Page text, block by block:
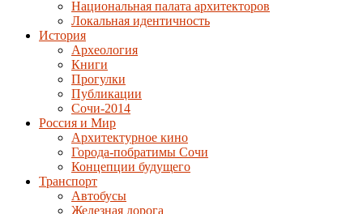
Национальная палата архитекторов
Локальная идентичность
История
Археология
Книги
Прогулки
Публикации
Сочи-2014
Россия и Мир
Архитектурное кино
Города-побратимы Сочи
Концепции будущего
Транспорт
Автобусы
Железная дорога